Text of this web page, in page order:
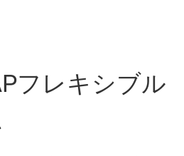
フレキシブル